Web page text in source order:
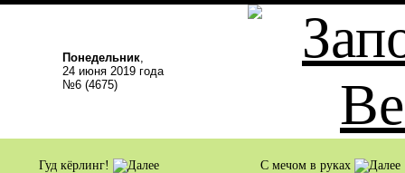
Понедельник,
24 июня 2019 года
№6 (4675)
Гуд кёрлинг! С мечом в руках